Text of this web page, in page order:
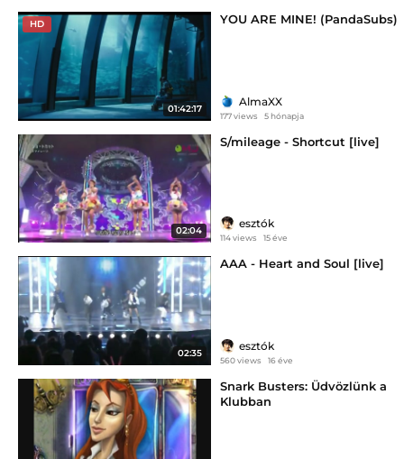
HD
01:42:17
YOU ARE MINE! (PandaSubs)
AlmaXX
177 views 5 hónapja
02:04
S/mileage - Shortcut [live]
esztók
114 views 15 éve
02:35
AAA - Heart and Soul [live]
esztók
560 views 16 éve
Snark Busters: Üdvözlünk a
Klubban